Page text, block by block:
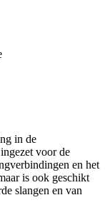
in de
voor de
en het
is ook geschikt
slangen en van